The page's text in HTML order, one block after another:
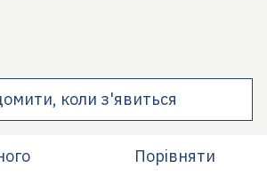
коли з'явиться
Порівняти